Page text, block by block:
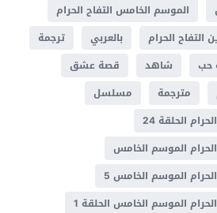
الموسم الخامس التفاح الحرام
التفاح الحرام بالعربي
ترجمة
حب شاهد
قصة عشق
مترجمة
مسلسل
الحلقة 24
الموسم الخامس
الموسم الخامس 5
الموسم الخامس الحلقة 1